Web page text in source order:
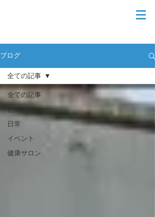
ブログ
全ての記事
お知らせ
日常
イベント
健康サロン
全ての記事